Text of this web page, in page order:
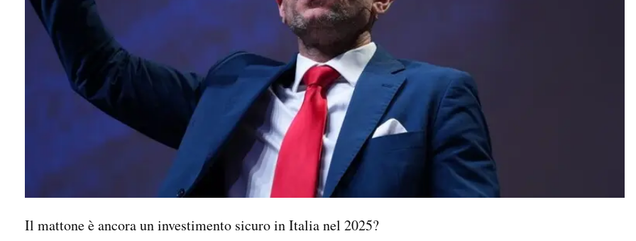
Il mattone è ancora un investimento sicuro in Italia nel 2025?